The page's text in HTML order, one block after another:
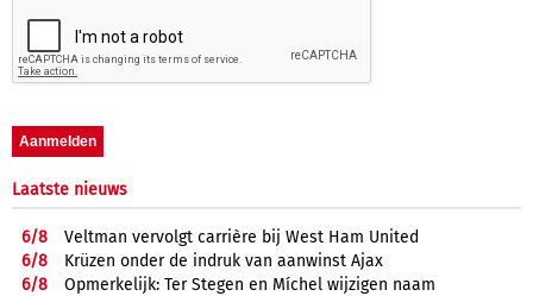
Laatste nieuws
6/8
Veltman vervolgt carrière bij West Ham United
6/8
Krüzen onder de indruk van aanwinst Ajax
6/8
Opmerkelijk: Ter Stegen en Míchel wijzigen naam